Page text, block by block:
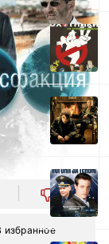
0
избранное